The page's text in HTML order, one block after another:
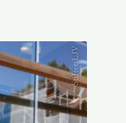
Stifter/LJV